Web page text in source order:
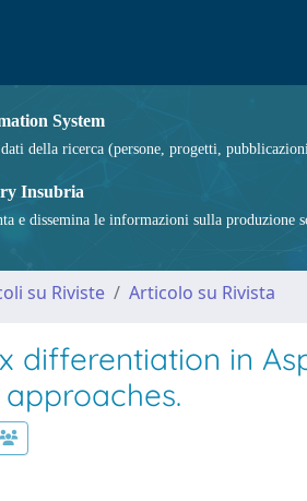
System
della ricerca (persone, progetti,
Insubria
e dissemina le informazioni sulla
su Riviste Articolo su Rivista
differentiation in